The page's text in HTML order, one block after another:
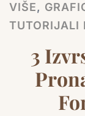
VIŠE,
TUTORIJALI
3